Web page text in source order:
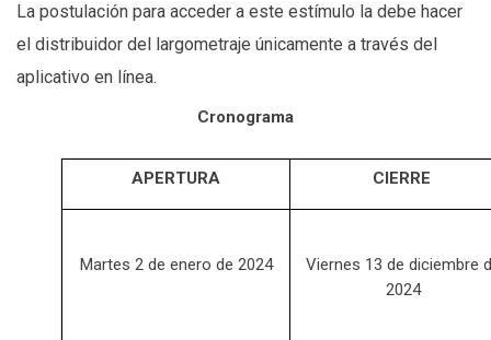
La postulación para acceder a este estímulo la debe hacer
el distribuidor del largometraje únicamente a través del
aplicativo en línea.
Cronograma
APERTURA CIERRE
Martes 2 de enero de 2024
Viernes 13 de diciembre
2024